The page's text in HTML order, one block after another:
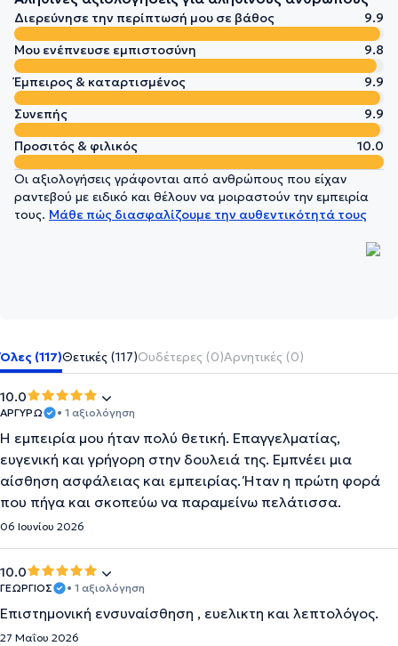
Διερεύνησε την περίπτωσή μου σε βάθος
9.9
Μου ενέπνευσε εμπιστοσύνη
9.8
Έμπειρος & καταρτισμένος
9.9
Συνεπής
9.9
Προσιτός & φιλικός
10.0
Οι αξιολογήσεις γράφονται από ανθρώπους που είχαν
ραντεβού με ειδικό και θέλουν να μοιραστούν την εμπειρία
τους. Μάθε πώς διασφαλίζουμε την αυθεντικότητά τους
Όλες (117)Θετικές (117)Ουδέτερες (0)Αρνητικές (0)
10.0
ΑΡΓΥΡΩ • 1 αξιολόγηση
Η εμπειρία μου ήταν πολύ θετική. Επαγγελματίας,
ευγενική και γρήγορη στην δουλειά της. Εμπνέει μια
αίσθηση ασφάλειας και εμπειρίας. Ήταν η πρώτη φορά
που πήγα και σκοπεύω να παραμείνω πελάτισσα.
06 Ιουνίου 2026
10.0
ΓΕΩΡΓΙΟΣ • 1 αξιολόγηση
Επιστημονική ενσυναίσθηση , ευελικτη και λεπτολόγος.
27 Μαΐου 2026